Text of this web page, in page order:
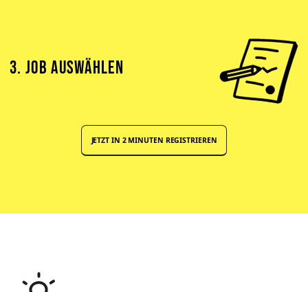
3. JOB AUSWÄHLEN
JETZT IN 2 MINUTEN REGISTRIEREN